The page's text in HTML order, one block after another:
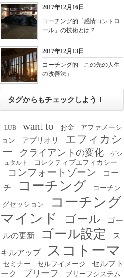
2017年12月16日
コーチング的「感情コントロ
ール」の技術とは？
2017年12月13日
コーチング的「この先の人生
の改善法」
タグからもチェックしよう！
LUB want to お金
アファメーシ
ョン
アプリオリ
エフィカシ
ー
クライアントの変化
ゲシ
ュタルト
コレクティブエフィカシー
コンフォートゾーン
コー
チ
コーチング コーチン
グセッション
コーチング
マインド
ゴール
ゴー
ルの更新
ゴール設定
ス
キルアップ
スコトーマ
セミナー セルフイメージ
セルフト
ーク
ブリーフ ブリーフシステム